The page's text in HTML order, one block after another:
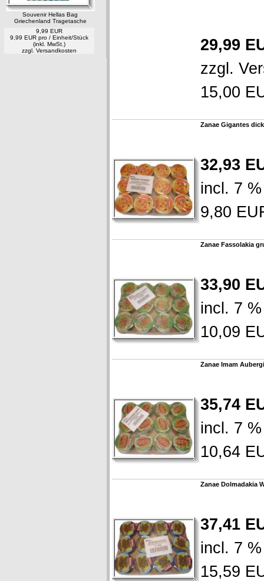
Souvenir Hellas Bag
Griechenland Tragetasche
9,99 EUR
9,99 EUR pro / Einheit/Stück
(inkl. MwSt.)
zzgl. Versandkosten
29,99
zzgl.
15,00
Zanae Gigantes
32,93
incl. 7
9,80
Zanae Fassolakia
33,90
incl. 7
10,09
Zanae Imam
35,74
incl. 7
10,64
Zanae Dolmadakia
37,41
incl. 7
15,59